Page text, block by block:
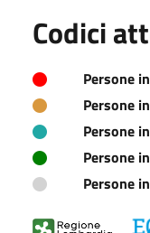
Codici
Persone
Persone
Persone
Persone
Persone